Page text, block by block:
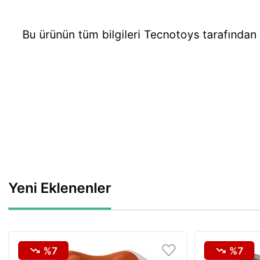
Bu ürünün tüm bilgileri Tecnotoys tarafından
Yeni Eklenenler
%7 %7